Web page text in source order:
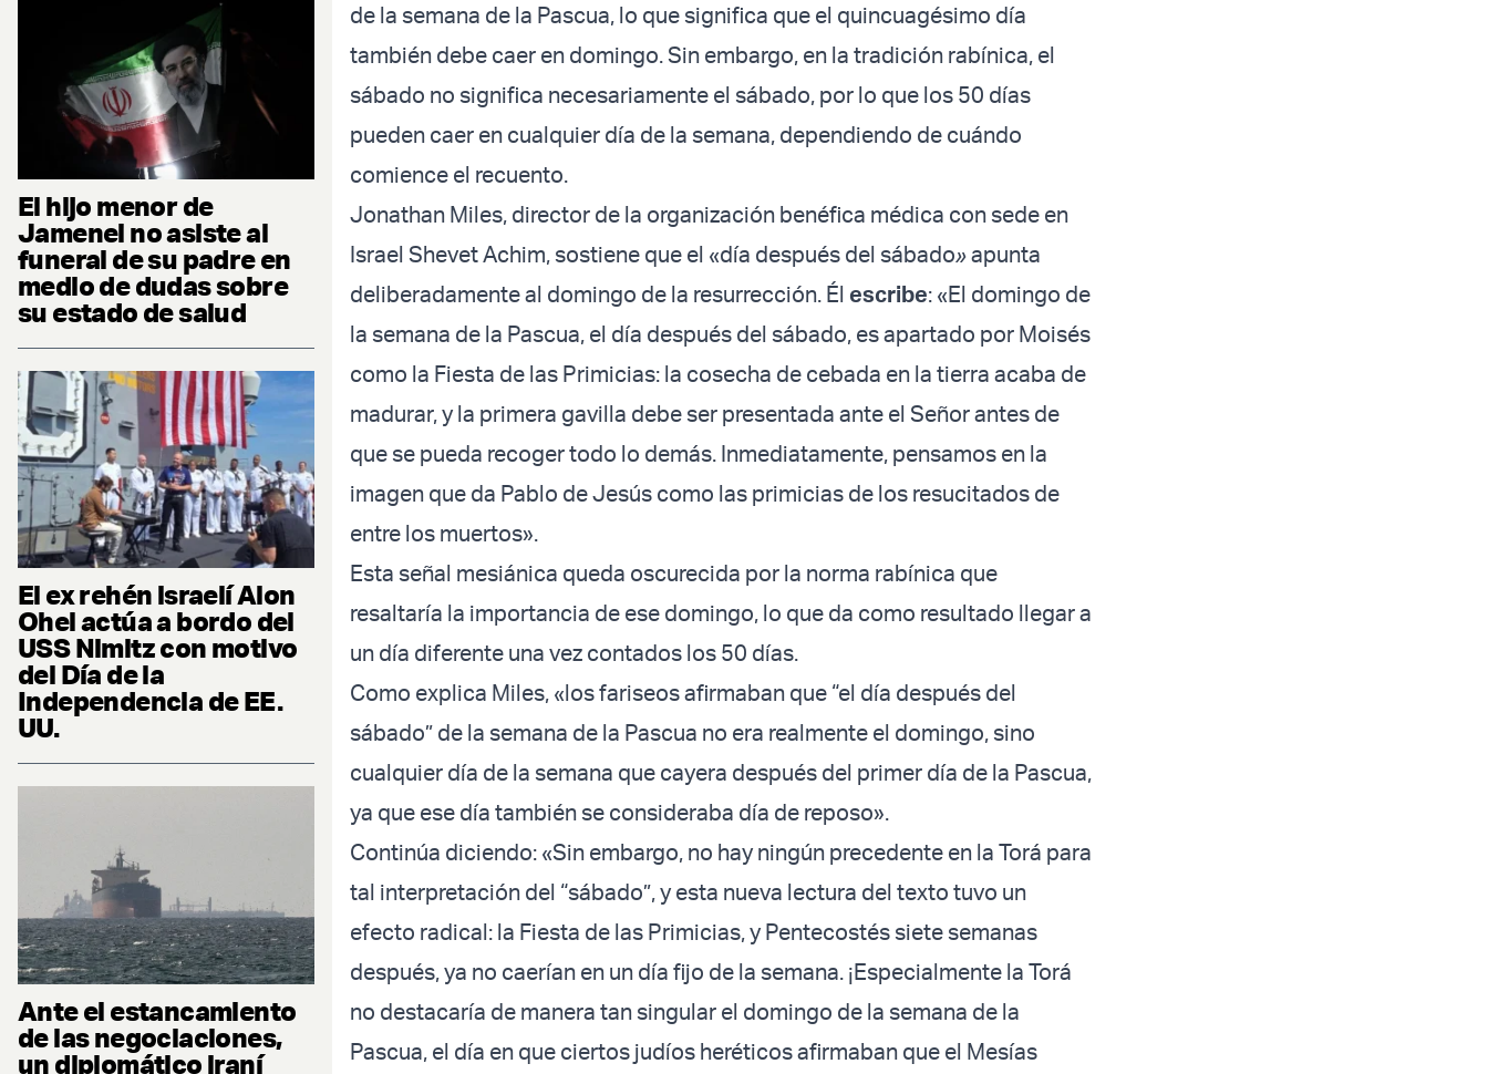
El hijo menor de
Jamenei no asiste al
funeral de su padre en
medio de dudas sobre
su estado de salud
El ex rehén israelí Alon
Ohel actúa a bordo del
USS Nimitz con motivo
del Día de la
Independencia de EE.
UU.
Ante el estancamiento
de las negociaciones,
un diplomático iraní
de la semana de la Pascua, lo que significa que el quincuagésimo día
también debe caer en domingo. Sin embargo, en la tradición rabínica, el
sábado no significa necesariamente el sábado, por lo que los 50 días
pueden caer en cualquier día de la semana, dependiendo de cuándo
comience el recuento.
Jonathan Miles, director de la organización benéfica médica con sede en
Israel Shevet Achim, sostiene que el «día después del sábado»apunta
deliberadamente al domingo de la resurrección. Él escribe: «El domingo de
la semana de la Pascua, el día después del sábado, es apartado por Moisés
como la Fiesta de las Primicias: la cosecha de cebada en la tierra acaba de
madurar, y la primera gavilla debe ser presentada ante el Señor antes de
que se pueda recoger todo lo demás. Inmediatamente, pensamos en la
imagen que da Pablo de Jesús como las primicias de los resucitados de
entre los muertos».
Esta señal mesiánica queda oscurecida por la norma rabínica que
resaltaría la importancia de ese domingo, lo que da como resultado llegar a
un día diferente una vez contados los 50 días.
Como explica Miles, «los fariseos afirmaban que “el día después del
sábado” de la semana de la Pascua no era realmente el domingo, sino
cualquier día de la semana que cayera después del primer día de la Pascua,
ya que ese día también se consideraba día de reposo».
Continúa diciendo: «Sin embargo, no hay ningún precedente en la Torá para
tal interpretación del “sábado”, y esta nueva lectura del texto tuvo un
efecto radical: la Fiesta de las Primicias, y Pentecostés siete semanas
después, ya no caerían en un día fijo de la semana. ¡Especialmente la Torá
no destacaría de manera tan singular el domingo de la semana de la
Pascua, el día en que ciertos judíos heréticos afirmaban que el Mesías